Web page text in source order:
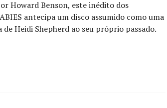
Howard Benson, este inédito dos
antecipa um disco assumido como uma
Heidi Shepherd ao seu próprio passado.
um novo single, intitulado «Lost In